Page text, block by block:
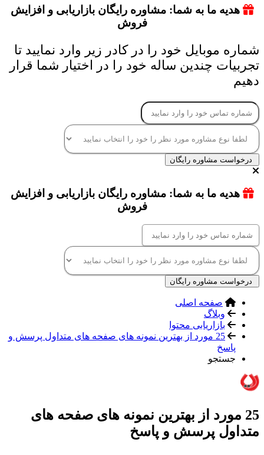
هدیه ما به شما: مشاوره رایگان بازاریابی و افزایش
فروش
شماره موبایل خود را در کادر زیر وارد نمایید تا
تجربیات چندین ساله خود را در اختیار شما قرار
دهیم
درخواست مشاوره رایگان
هدیه ما به شما: مشاوره رایگان بازاریابی و افزایش
فروش
درخواست مشاوره رایگان
صفحه اصلی
وبلاگ
بازاریابی محتوا
25 مورد از بهترین نمونه های صفحه های متداول پرسش و
پاسخ
جستجو
25 مورد از بهترین نمونه های صفحه های
متداول پرسش و پاسخ